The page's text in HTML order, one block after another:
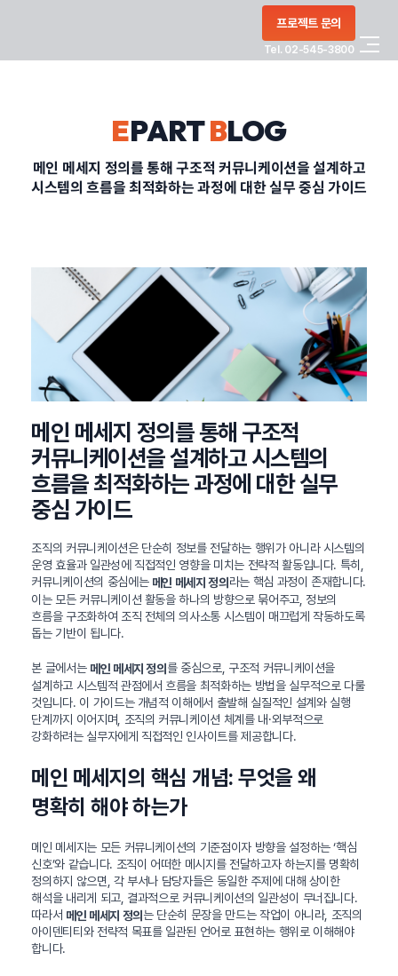
프로젝트 문의
Tel. 02-545-3800
PORTFOLIO
CONTACT
정부지원사업
EPARTBLOG
메인 메세지 정의를 통해 구조적 커뮤니케이션을 설계하고
시스템의 흐름을 최적화하는 과정에 대한 실무 중심 가이드
메인 메세지 정의를 통해 구조적
커뮤니케이션을 설계하고 시스템의
흐름을 최적화하는 과정에 대한 실무
중심 가이드
조직의 커뮤니케이션은 단순히 정보를 전달하는 행위가 아니라 시스템의
운영 효율과 일관성에 직접적인 영향을 미치는 전략적 활동입니다. 특히,
커뮤니케이션의 중심에는 메인 메세지 정의 라는 핵심 과정이 존재합니다.
이는 모든 커뮤니케이션 활동을 하나의 방향으로 묶어주고, 정보의
흐름을 구조화하여 조직 전체의 의사소통 시스템이 매끄럽게 작동하도록
돕는 기반이 됩니다.
본 글에서는 메인 메세지 정의 를 중심으로, 구조적 커뮤니케이션을
설계하고 시스템적 관점에서 흐름을 최적화하는 방법을 실무적으로 다룰
것입니다. 이 가이드는 개념적 이해에서 출발해 실질적인 설계와 실행
단계까지 이어지며, 조직의 커뮤니케이션 체계를 내·외부적으로
강화하려는 실무자에게 직접적인 인사이트를 제공합니다.
메인 메세지의 핵심 개념: 무엇을 왜
명확히 해야 하는가
메인 메세지는 모든 커뮤니케이션의 기준점이자 방향을 설정하는 ‘핵심
신호’와 같습니다. 조직이 어떠한 메시지를 전달하고자 하는지를 명확히
정의하지 않으면, 각 부서나 담당자들은 동일한 주제에 대해 상이한
해석을 내리게 되고, 결과적으로 커뮤니케이션의 일관성이 무너집니다.
따라서 메인 메세지 정의는 단순히 문장을 만드는 작업이 아니라, 조직의
아이덴티티와 전략적 목표를 일관된 언어로 표현하는 행위로 이해해야
합니다.